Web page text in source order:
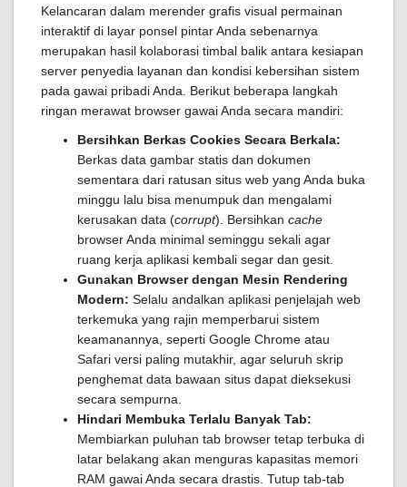
Kelancaran dalam merender grafis visual permainan
interaktif di layar ponsel pintar Anda sebenarnya
merupakan hasil kolaborasi timbal balik antara kesiapan
server penyedia layanan dan kondisi kebersihan sistem
pada gawai pribadi Anda. Berikut beberapa langkah
ringan merawat browser gawai Anda secara mandiri:
Bersihkan Berkas Cookies Secara Berkala:
Berkas data gambar statis dan dokumen
sementara dari ratusan situs web yang Anda buka
minggu lalu bisa menumpuk dan mengalami
kerusakan data (corrupt). Bersihkan cache
browser Anda minimal seminggu sekali agar
ruang kerja aplikasi kembali segar dan gesit.
Gunakan Browser dengan Mesin Rendering
Modern: Selalu andalkan aplikasi penjelajah web
terkemuka yang rajin memperbarui sistem
keamanannya, seperti Google Chrome atau
Safari versi paling mutakhir, agar seluruh skrip
penghemat data bawaan situs dapat dieksekusi
secara sempurna.
Hindari Membuka Terlalu Banyak Tab:
Membiarkan puluhan tab browser tetap terbuka di
latar belakang akan menguras kapasitas memori
RAM gawai Anda secara drastis. Tutup tab-tab